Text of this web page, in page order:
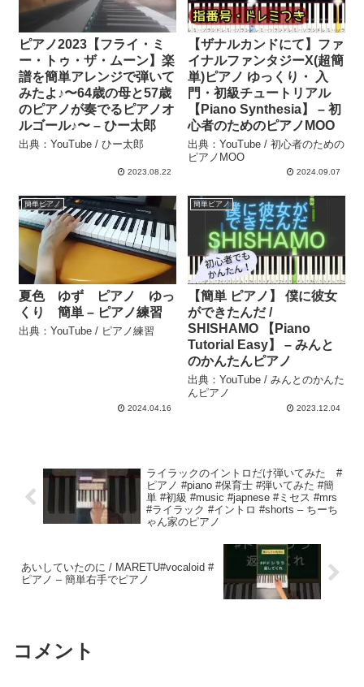
ピアノ2023【フライ・ミ
ー・トゥ・ザ・ムーン】楽
譜を簡単アレンジで弾いて
みたよ♪〜64歳の母と57歳
のピアノが奏でるピアノオ
ルゴール♪〜 – ひー太郎
出典：YouTube / ひー太郎
2023.08.22
【ザナルカンドにて】ファ
イナルファンタジーX(超簡
単)ピアノ ゆっくり・ 入
門・初級チュートリアル
【Piano Synthesia】 – 初
心者のためのピアノMOO
出典：YouTube / 初心者のための
ピアノMOO
2024.09.07
簡単ピアノ
夏色 ゆず ピアノ ゆっ
くり 簡単 – ピアノ練習
出典：YouTube / ピアノ練習
2024.04.16
簡単ピアノ
【簡単 ピアノ】 僕に彼女
ができたんだ /
SHISHAMO 【Piano
Tutorial Easy】 – みんと
のかんたんピアノ
出典：YouTube / みんとのかんた
んピアノ
2023.12.04
ライラックのイントロだけ弾いてみた #
ピアノ #piano #保育士 #弾いてみた #簡
単 #初級 #music #japnese #ミセス #mrs
#ライラック #イントロ #shorts – ちーち
ゃん家のピアノ
あいしていたのに / MARETU#vocaloid #
ピアノ – 簡単右手でピアノ
コメント